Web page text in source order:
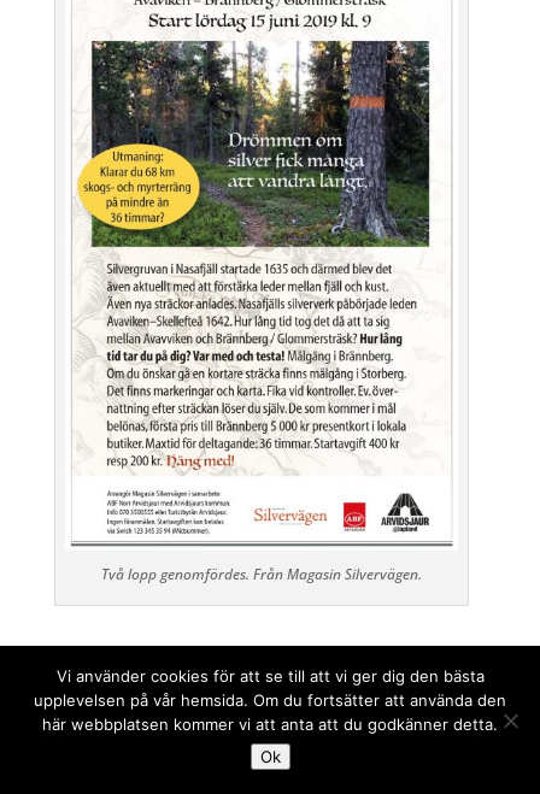
Två lopp genomfördes. Från Magasin Silvervägen.
Vi använder cookies för att se till att vi ger dig den bästa
upplevelsen på vår hemsida. Om du fortsätter att använda den
här webbplatsen kommer vi att anta att du godkänner detta.
Ok